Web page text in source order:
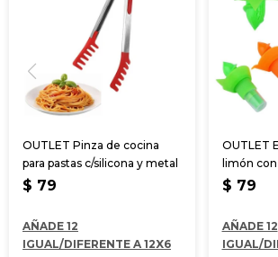
OUTLET Pinza de cocina
para pastas c/silicona y metal
$ 79
AÑADE 12
IGUAL/DIFERENTE A 12X6
OUTLET
limón con
$ 79
AÑADE 12
IGUAL/